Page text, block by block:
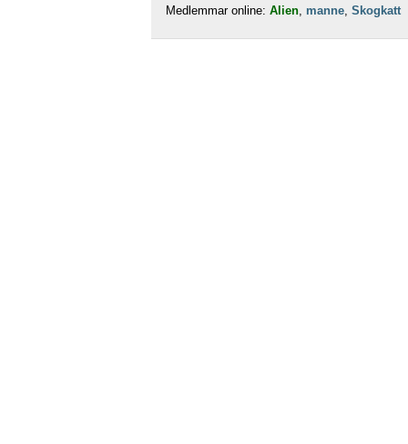
Medlemmar online: Alien manne Skogkatt